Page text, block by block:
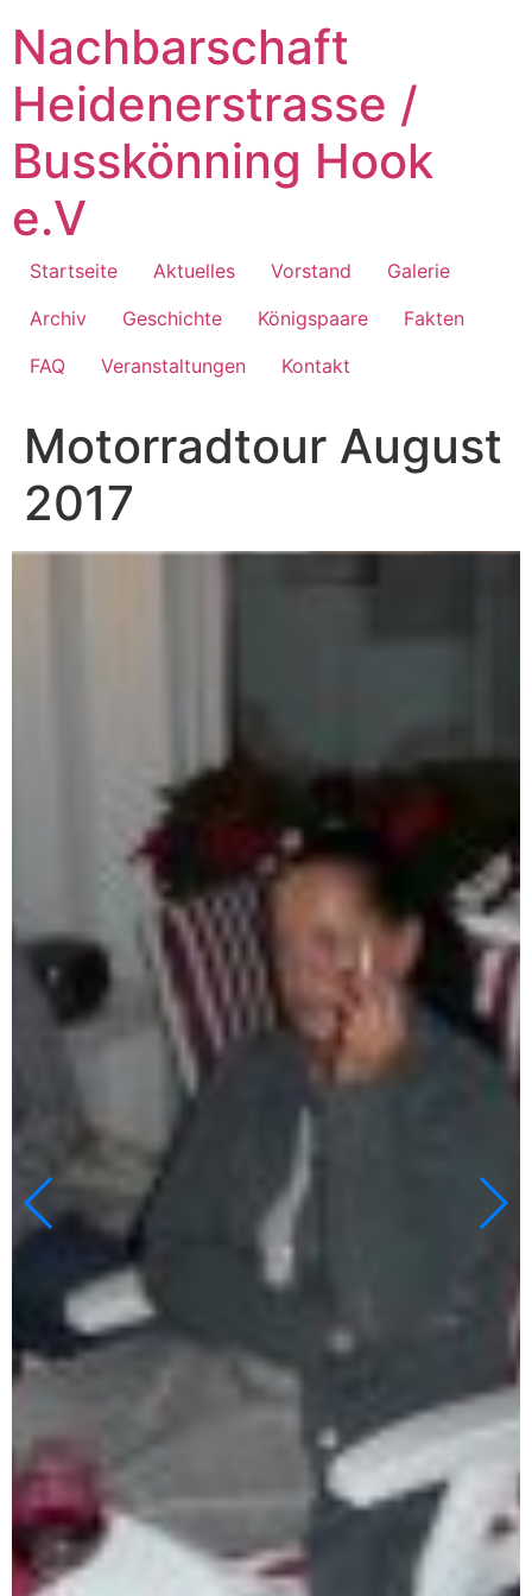
Inhalt
springen
Nachbarschaft
Heidenerstrasse /
Busskönning Hook
e.V
Startseite Aktuelles Vorstand
Galerie
Archiv
Geschichte Königspaare
Fakten
FAQ
Veranstaltungen Kontakt
Motorradtour August
2017